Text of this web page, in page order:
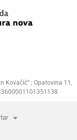
Kovačić” ; Opatovina 11,